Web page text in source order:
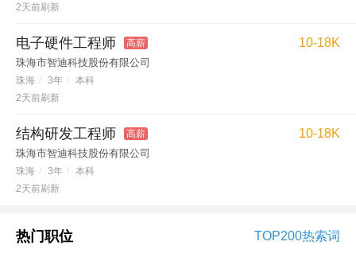
2天前刷新
电子硬件工程师 高薪
珠海市智迪科技股份有限公司
珠海 / 3年 / 本科
2天前刷新
10-18K
结构研发工程师 高薪
珠海市智迪科技股份有限公司
珠海 / 3年 / 本科
2天前刷新
10-18K
热门职位 TOP200热索词